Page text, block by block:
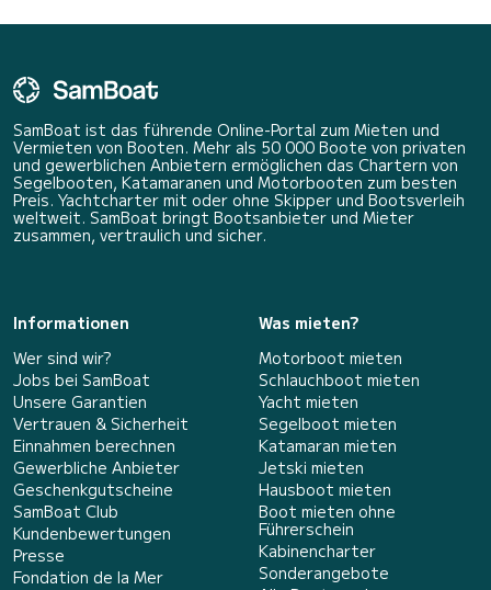
SamBoat ist das führende Online-Portal zum Mieten und
Vermieten von Booten. Mehr als 50 000 Boote von privaten
und gewerblichen Anbietern ermöglichen das Chartern von
Segelbooten, Katamaranen und Motorbooten zum besten
Preis. Yachtcharter mit oder ohne Skipper und Bootsverleih
weltweit. SamBoat bringt Bootsanbieter und Mieter
zusammen, vertraulich und sicher.
Informationen
Wer sind wir?
Jobs bei SamBoat
Unsere Garantien
Vertrauen & Sicherheit
Einnahmen berechnen
Gewerbliche Anbieter
Geschenkgutscheine
SamBoat Club
Kundenbewertungen
Presse
Fondation de la Mer
Was mieten?
Motorboot mieten
Schlauchboot mieten
Yacht mieten
Segelboot mieten
Katamaran mieten
Jetski mieten
Hausboot mieten
Boot mieten ohne
Führerschein
Kabinencharter
Sonderangebote